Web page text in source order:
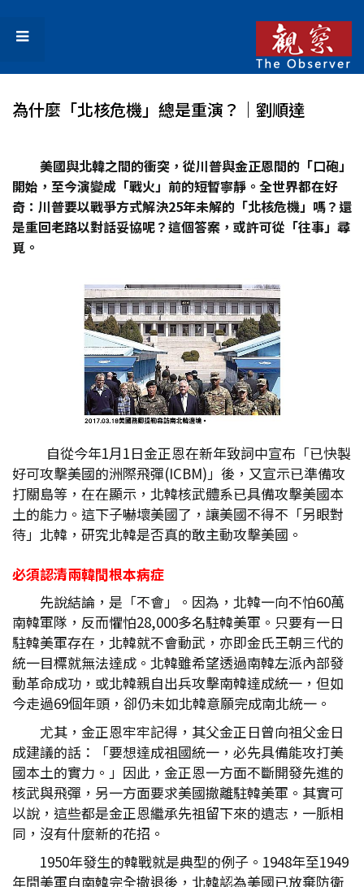
為什麼「北核危機」總是重演？｜劉順達
美國與北韓之間的衝突，從川普與金正恩間的「口砲」
開始，至今演變成「戰火」前的短暫寧靜。全世界都在好
奇：川普要以戰爭方式解決25年未解的「北核危機」嗎？還
是重回老路以對話妥協呢？這個答案，或許可從「往事」尋
覓。
自從今年1月1日金正恩在新年致詞中宣布「已快製
好可攻擊美國的洲際飛彈(ICBM)」後，又宣示已準備攻
打關島等，在在顯示，北韓核武體系已具備攻擊美國本
土的能力。這下子嚇壞美國了，讓美國不得不「另眼對
待」北韓，研究北韓是否真的敢主動攻擊美國。
必須認清兩韓間根本病症
先說結論，是「不會」。因為，北韓一向不怕60萬
南韓軍隊，反而懼怕28,000多名駐韓美軍。只要有一日
駐韓美軍存在，北韓就不會動武，亦即金氏王朝三代的
統一目標就無法達成。北韓雖希望透過南韓左派內部發
動革命成功，或北韓親自出兵攻擊南韓達成統一，但如
今走過69個年頭，卻仍未如北韓意願完成南北統一。
尤其，金正恩牢牢記得，其父金正日曾向祖父金日
成建議的話：「要想達成祖國統一，必先具備能攻打美
國本土的實力。」因此，金正恩一方面不斷開發先進的
核武與飛彈，另一方面要求美國撤離駐韓美軍。其實可
以說，這些都是金正恩繼承先祖留下來的遺志，一脈相
同，沒有什麼新的花招。
1950年發生的韓戰就是典型的例子。1948年至1949
年間美軍自南韓完全撤退後，北韓認為美國已放棄防衛